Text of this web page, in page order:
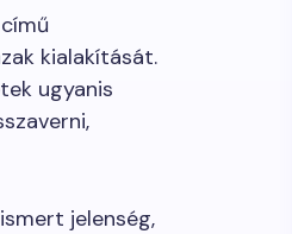
kialakítását.
ugyanis
jelenség,